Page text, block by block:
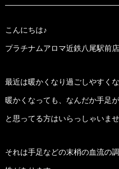
こんにちは♪
プラチナムアロマ近鉄八尾駅前店
最近は暖かくなり過ごしやすく
暖かくなっても、なんだか手足
と思ってる方はいらっしゃいま
それは手足などの末梢の血流の